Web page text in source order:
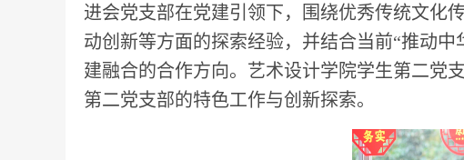
进会党支部在党建引领下，围绕优秀传统文化
动创新等方面的探索经验，并结合当前“推动
建融合的合作方向。艺术设计学院学生第二党
第二党支部的特色工作与创新探索。